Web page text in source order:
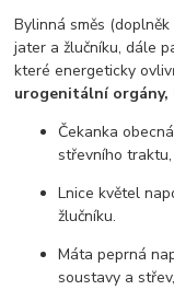
Bylinná směs
jater a žlučníku, dále
které energeticky
urogenitální orgány,
Čekanka
střevního
Lnice květel
žlučníku.
Máta peprná
soustavy a